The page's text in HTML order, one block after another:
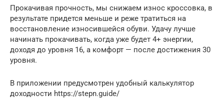
Прокачивая прочность, мы снижаем износ кроссовка, в
результате придется меньше и реже тратиться на
восстановление износившейся обуви. Удачу лучше
начинать прокачивать, когда уже будет 4+ энергии,
доходя до уровня 16, а комфорт — после достижения 30
уровня.
В приложении предусмотрен удобный калькулятор
доходности https://stepn.guide/